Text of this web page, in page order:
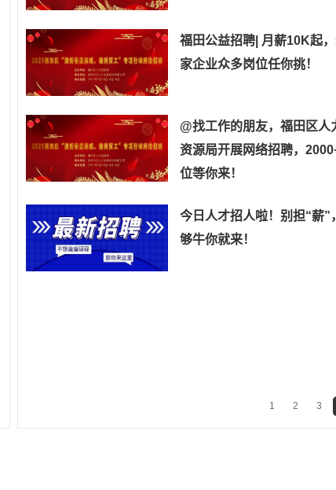
福田公益招聘| 月薪10K起
家企业众多岗位任你挑！
@找工作的朋友，福田区人
资源局开展网络招聘，
位等你来！
今日人才招人啦！别担“薪”
够牛你就来！
1 2 3